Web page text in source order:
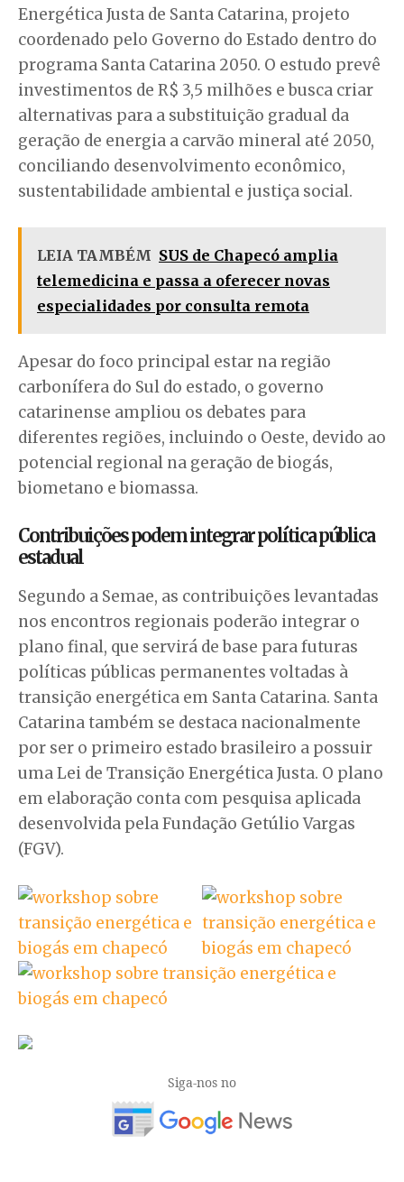
Energética Justa de Santa Catarina, projeto
coordenado pelo Governo do Estado dentro do
programa Santa Catarina 2050. O estudo prevê
investimentos de R$ 3,5 milhões e busca criar
alternativas para a substituição gradual da
geração de energia a carvão mineral até 2050,
conciliando desenvolvimento econômico,
sustentabilidade ambiental e justiça social.
LEIA TAMBÉM SUS de Chapecó amplia
telemedicina e passa a oferecer novas
especialidades por consulta remota
Apesar do foco principal estar na região
carbonífera do Sul do estado, o governo
catarinense ampliou os debates para
diferentes regiões, incluindo o Oeste, devido ao
potencial regional na geração de biogás,
biometano e biomassa.
Contribuições podem integrar política pública
estadual
Segundo a Semae, as contribuições levantadas
nos encontros regionais poderão integrar o
plano final, que servirá de base para futuras
políticas públicas permanentes voltadas à
transição energética em Santa Catarina. Santa
Catarina também se destaca nacionalmente
por ser o primeiro estado brasileiro a possuir
uma Lei de Transição Energética Justa. O plano
em elaboração conta com pesquisa aplicada
desenvolvida pela Fundação Getúlio Vargas
(FGV).
Siga-nos no